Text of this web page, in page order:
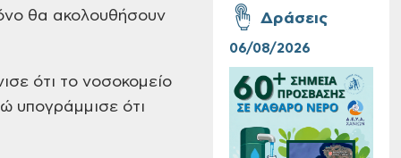
θα ακολουθήσουν
ότι το νοσοκομείο
υπογράμμισε ότι
Επαναλειτουργία
του συστήματος
SeaTrac στην
παραλία του Αγίου
Δράσεις
06/08/2026